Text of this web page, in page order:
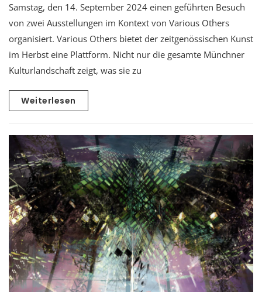
Samstag, den 14. September 2024 einen geführten Besuch
von zwei Ausstellungen im Kontext von Various Others
organisiert. Various Others bietet der zeitgenössischen Kunst
im Herbst eine Plattform. Nicht nur die gesamte Münchner
Kulturlandschaft zeigt, was sie zu
Weiterlesen